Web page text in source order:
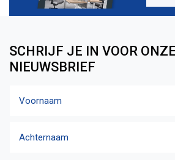
SCHRIJF JE IN VOOR ONZE
NIEUWSBRIEF